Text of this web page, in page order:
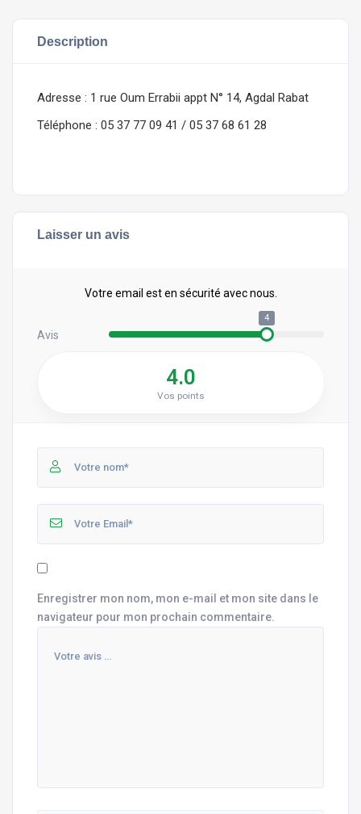
Description
Adresse : 1 rue Oum Errabii appt N° 14, Agdal Rabat
Téléphone : 05 37 77 09 41 / 05 37 68 61 28
Laisser un avis
Votre email est en sécurité avec nous.
Avis
4
4.0
Vos points
Enregistrer mon nom, mon e-mail et mon site dans le
navigateur pour mon prochain commentaire.